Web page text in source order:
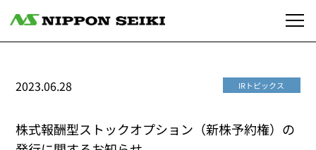
IRトピックス
2023.06.28
株式報酬型ストックオプション（新株予約権）の